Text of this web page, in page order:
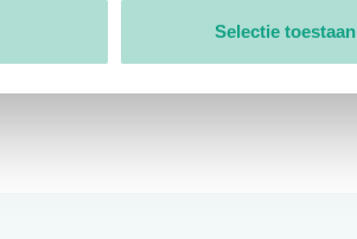
Selectie toestaan